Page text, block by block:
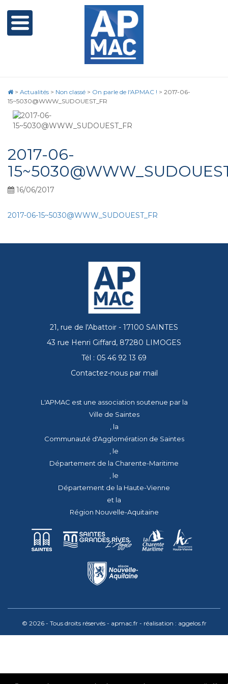
> Actualités > Non classé > On parle de l'APMAC ! > 2017-06-
15~5030@WWW_SUDOUEST_FR
2017-06-
16/06/2017
2017-06-15~5030@WWW_SUDOUEST_FR
21, rue de l'Abattoir - 17100 SAINTES
43 rue Henri Giffard, 87280 LIMOGES
Tél : 05 46 92 13 69
Contactez-nous par mail
L'APMAC est une association soutenue par la
Ville de Saintes
, la
Communauté d'Agglomération de Saintes
, le
Département de la Charente-Maritime
, le
Département de la Haute-Vienne
et la
Région Nouvelle-Aquitaine
© 2026 - Tous droits réservés - apmac.fr - réalisation : aggelos.fr